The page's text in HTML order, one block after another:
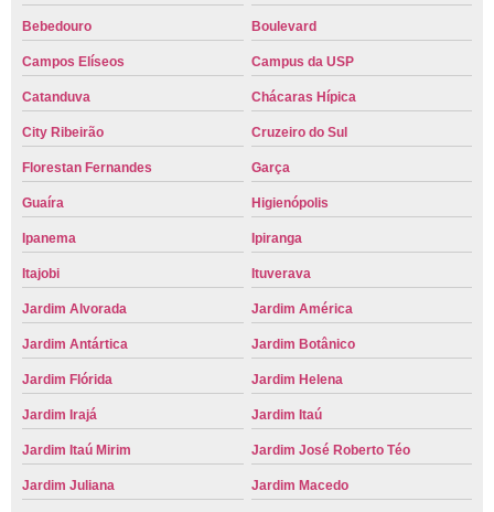
Bebedouro Boulevard
Campos Elíseos Campus da USP
Catanduva Chácaras Hípica
City Ribeirão Cruzeiro do Sul
Florestan Fernandes Garça
Guaíra Higienópolis
Ipanema Ipiranga
Itajobi Ituverava
Jardim Alvorada Jardim América
Jardim Antártica Jardim Botânico
Jardim Flórida Jardim Helena
Jardim Irajá Jardim Itaú
Jardim Itaú Mirim Jardim José Roberto Téo
Jardim Juliana Jardim Macedo